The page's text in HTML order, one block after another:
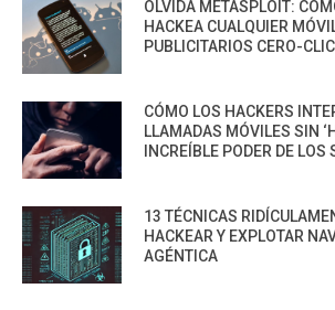
OLVIDA METASPLOIT:
HACKEA CUALQUIER
PUBLICITARIOS CERO-CLIC
CÓMO LOS HACKERS
LLAMADAS MÓVILES SIN
INCREÍBLE PODER DE LOS
13 TÉCNICAS
HACKEAR Y EXPLOTAR
AGÉNTICA